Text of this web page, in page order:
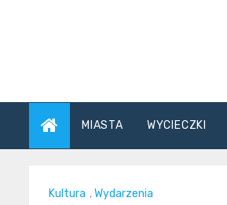
MIASTA WYCIECZKI
Kultura ,Wydarzenia